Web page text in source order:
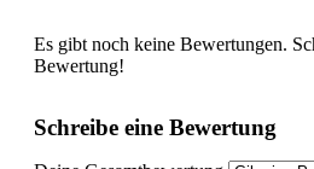
Es gibt noch keine Bewertungen.
Bewertung!
Schreibe eine Bewertung